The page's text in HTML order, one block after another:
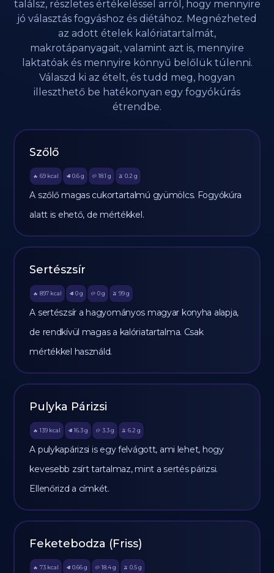
találsz, részletes értékeléssel arról, hogy mennyire
jó választás fogyáshoz és diétához. Megnézheted
az adott ételek kalóriatartalmát,
makrotápanyagait, valamint azt is, mennyire
laktatóak és mennyire könnyű belőlük túlenni.
Válaszd ki az ételt, és tudd meg, hogyan
illeszthető be hatékonyan egy fogyókúrás
étrendbe.
Szőlő
🔥 69 kcal 🥩 0.6 g 🥔 18.1 g 🫒 0.2 g
A szőlő magas cukortartalmú gyümölcs. Fogyókúra
alatt is ehető, de mértékkel.
Sertészsír
🔥 897 kcal 🥩 0 g 🥔 0g 🫒 99 g
A sertészsír a hagyományos magyar konyha alapja,
de rendkívül magas a kalóriatartalma. Csak
mértékkel használd.
Pulyka Párizsi
🔥 139 kcal 🥩 16.3 g 🥔 3.3g 🫒 6.2 g
A pulykapárizsi is egy felvágott, ami lehet, hogy
kevesebb zsírt tartalmaz, mint a sertés párizsi.
Ellenőrizd a címkét.
Feketebodza (Friss)
🔥 73 kcal 🥩 0.66 g 🥔 18.4g 🫒 0.5 g